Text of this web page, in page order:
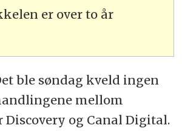
er over to år
ble søndag kveld ingen
mellom
Discovery og Canal Digital.